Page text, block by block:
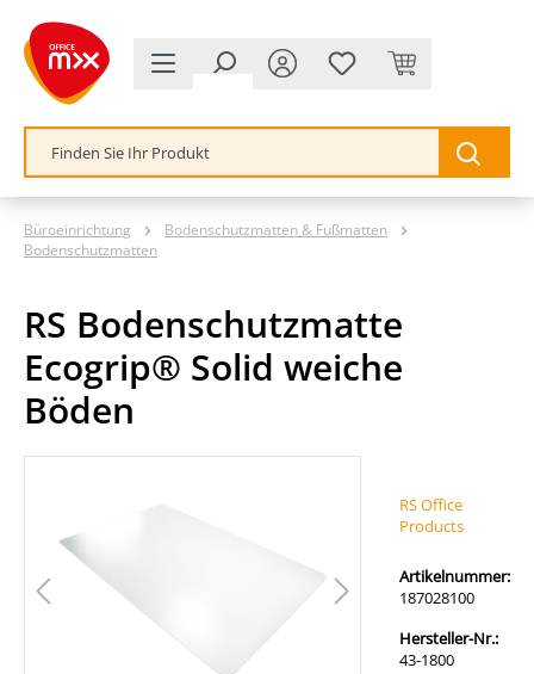
springen
Büroeinrichtung
Bodenschutzmatten & Fußmatten
Bodenschutzmatten
RS Bodenschutzmatte
Ecogrip® Solid weiche
Böden
RS Office
Products
Artikelnummer:
187028100
Hersteller-Nr.:
43-1800